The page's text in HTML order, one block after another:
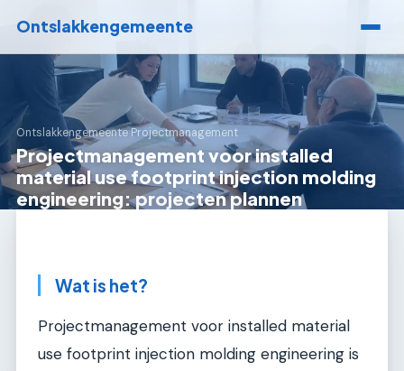
Ontslakkengemeente
Ontslakkengemeente›Projectmanagement
Projectmanagement voor installed
material use footprint injection molding
engineering: projecten plannen
Wat is het?
Projectmanagement voor installed material
use footprint injection molding engineering is